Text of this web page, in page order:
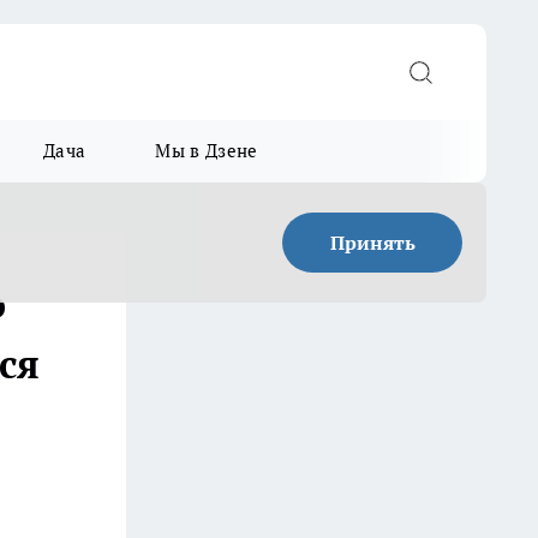
Дача Мы в Дзене
Принять